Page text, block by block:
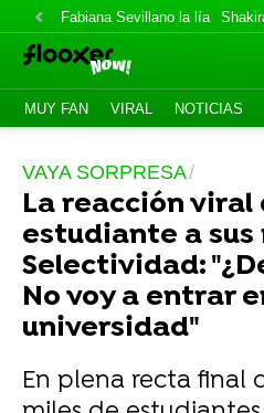
Fabiana Sevillano la lía
MUY FAN VIRAL NOTICIAS
VAYA SORPRESA
La reacción viral
estudiante a sus
Selectividad:
No voy a entrar
universidad"
En plena recta final